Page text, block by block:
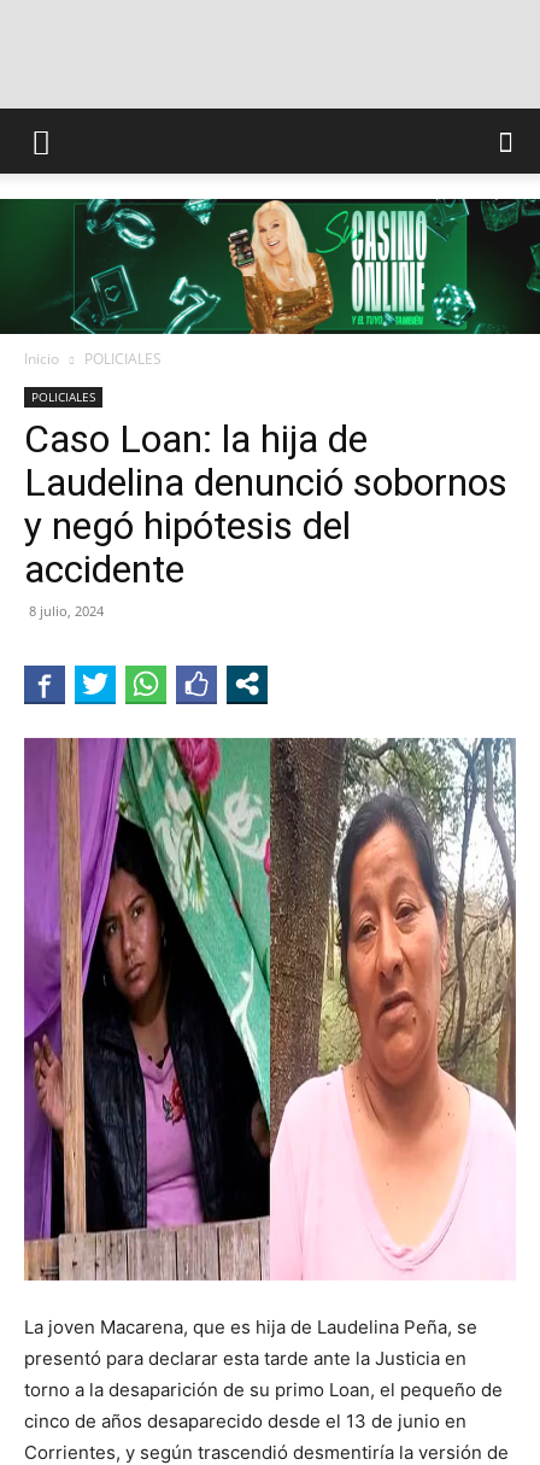
INFO
CONQUISTADORES
Inicio POLICIALES
POLICIALES
Caso Loan: la hija de
Laudelina denunció sobornos
y negó hipótesis del
accidente
8 julio, 2024
La joven Macarena, que es hija de Laudelina Peña, se
presentó para declarar esta tarde ante la Justicia en
torno a la desaparición de su primo Loan, el pequeño de
cinco de años desaparecido desde el 13 de junio en
Corrientes, y según trascendió desmentiría la versión de